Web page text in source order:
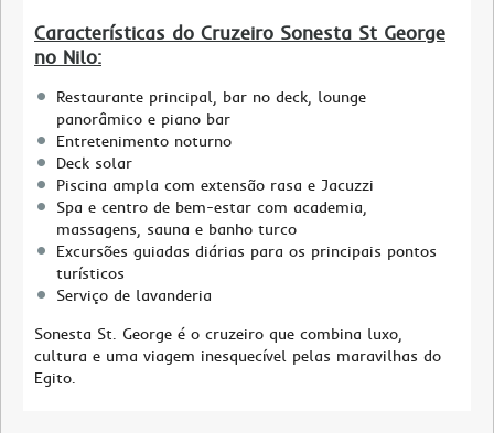
Características do Cruzeiro Sonesta St George
no Nilo:
Restaurante principal, bar no deck, lounge
panorâmico e piano bar
Entretenimento noturno
Deck solar
Piscina ampla com extensão rasa e Jacuzzi
Spa e centro de bem-estar com academia,
massagens, sauna e banho turco
Excursões guiadas diárias para os principais pontos
turísticos
Serviço de lavanderia
Sonesta St. George é o cruzeiro que combina luxo,
cultura e uma viagem inesquecível pelas maravilhas do
Egito.